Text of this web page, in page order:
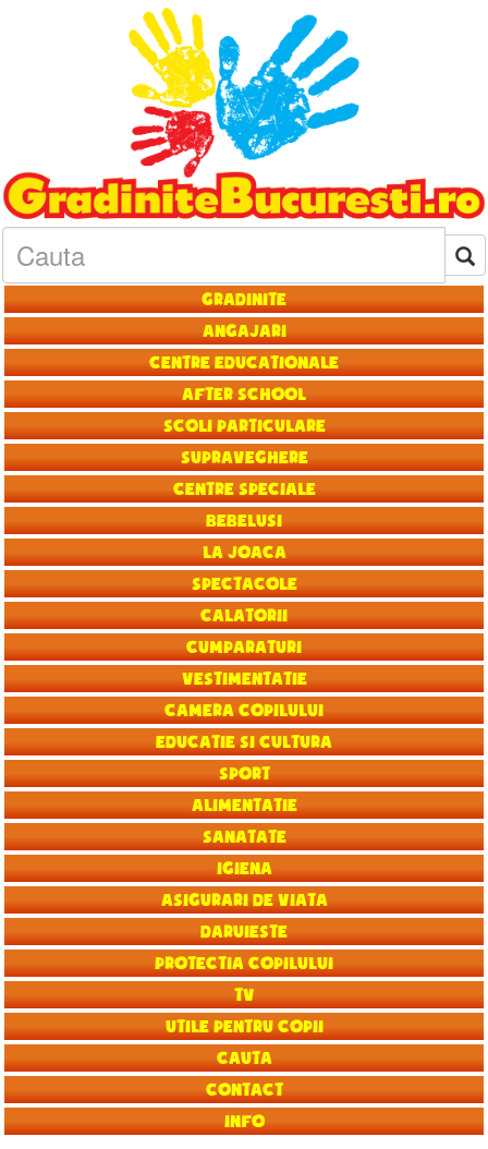
Gradinite
Angajari
Centre educationale
After School
Scoli particulare
Supraveghere
Centre speciale
Bebelusi
La joaca
Spectacole
Calatorii
Cumparaturi
Vestimentatie
Camera copilului
Educatie si Cultura
Sport
Alimentatie
Sanatate
Igiena
Asigurari de viata
Daruieste
Protectia copilului
TV
Utile pentru copii
Cauta
Contact
Info